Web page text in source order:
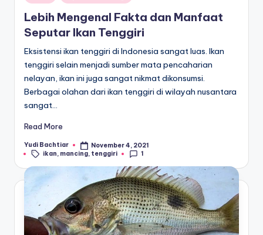
in
Lebih Mengenal Fakta dan Manfaat
Seputar Ikan Tenggiri
Eksistensi ikan tenggiri di Indonesia sangat luas. Ikan
tenggiri selain menjadi sumber mata pencaharian
nelayan, ikan ini juga sangat nikmat dikonsumsi.
Berbagai olahan dari ikan tenggiri di wilayah nusantara
sangat…
Read More
Posted
by
Yudi Bachtiar November 4, 2021
Tags:
ikan, mancing, tenggiri 1